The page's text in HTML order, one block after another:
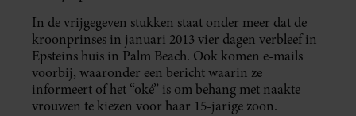
In de vrijgegeven stukken staat onder meer dat de
kroonprinses in januari 2013 vier dagen verbleef in
Epsteins huis in Palm Beach. Ook komen e-mails
voorbij, waaronder een bericht waarin ze
informeert of het “oké” is om behang met naakte
vrouwen te kiezen voor haar 15-jarige zoon.